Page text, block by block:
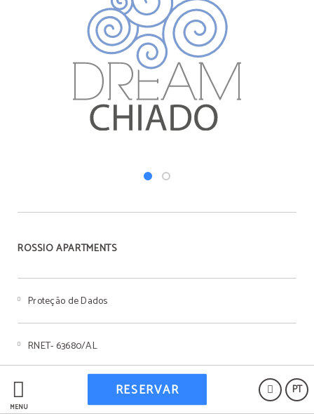
MENU
PT
RESERVAR
ROSSIO APARTMENTS
Proteção de Dados
RNET- 63680/AL
Livro de reclamaçoes